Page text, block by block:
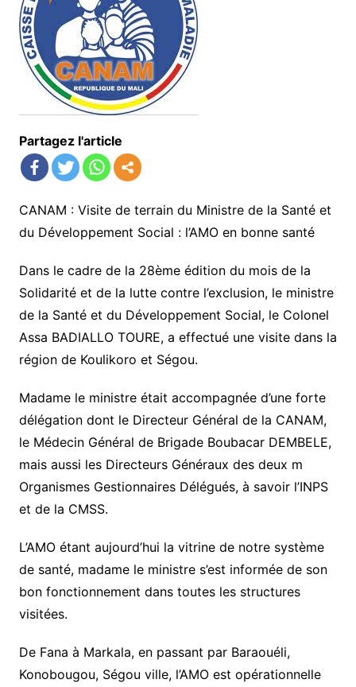
Partagez l'article
CANAM : Visite de terrain du Ministre de la Santé et
du Développement Social : l’AMO en bonne santé
Dans le cadre de la 28ème édition du mois de la
Solidarité et de la lutte contre l’exclusion, le ministre
de la Santé et du Développement Social, le Colonel
Assa BADIALLO TOURE, a effectué une visite dans la
région de Koulikoro et Ségou.
Madame le ministre était accompagnée d’une forte
délégation dont le Directeur Général de la CANAM,
le Médecin Général de Brigade Boubacar DEMBELE,
mais aussi les Directeurs Généraux des deux m
Organismes Gestionnaires Délégués, à savoir l’INPS
et de la CMSS.
L’AMO étant aujourd’hui la vitrine de notre système
de santé, madame le ministre s’est informée de son
bon fonctionnement dans toutes les structures
visitées.
De Fana à Markala, en passant par Baraouéli,
Konobougou, Ségou ville, l’AMO est opérationnelle